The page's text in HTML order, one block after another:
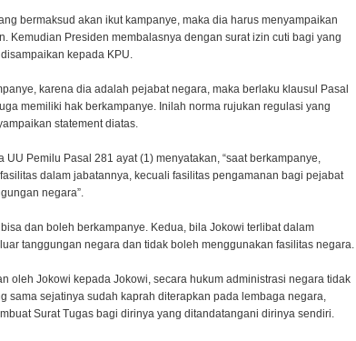
bermaksud akan ikut kampanye, maka dia harus menyampaikan
Kemudian Presiden membalasnya dengan surat izin cuti bagi yang
kepada KPU.
karena dia adalah pejabat negara, maka berlaku klausul Pasal
memiliki hak berkampanye. Inilah norma rujukan regulasi yang
statement diatas.
UU Pemilu Pasal 281 ayat (1) menyatakan, “saat berkampanye,
dalam jabatannya, kecuali fasilitas pengamanan bagi pejabat
negara”.
dan boleh berkampanye. Kedua, bila Jokowi terlibat dalam
tanggungan negara dan tidak boleh menggunakan fasilitas negara.
oleh Jokowi kepada Jokowi, secara hukum administrasi negara tidak
sama sejatinya sudah kaprah diterapkan pada lembaga negara,
Surat Tugas bagi dirinya yang ditandatangani dirinya sendiri.